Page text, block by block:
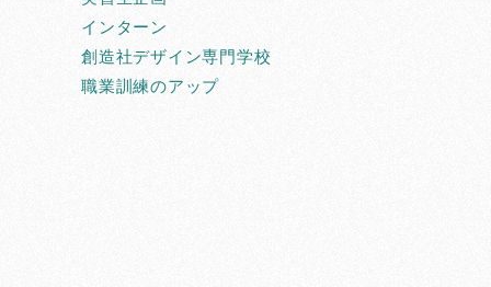
インターン
創造社デザイン専門学校
職業訓練のアップ